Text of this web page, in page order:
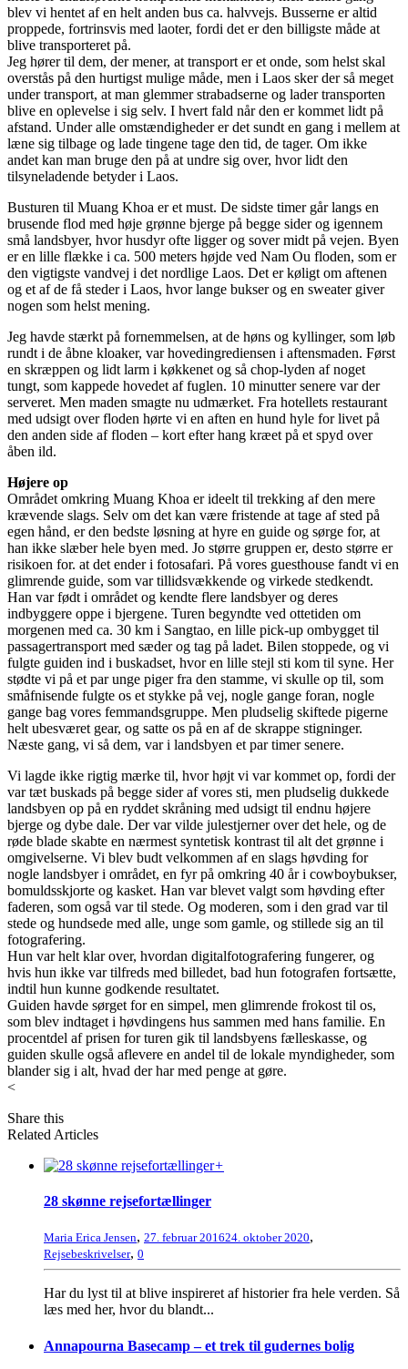
blev vi hentet af en helt anden bus ca. halvvejs. Busserne er altid
proppede, fortrinsvis med laoter, fordi det er den billigste måde at
blive transporteret på.
Jeg hører til dem, der mener, at transport er et onde, som helst skal
overstås på den hurtigst mulige måde, men i Laos sker der så meget
under transport, at man glemmer strabadserne og lader transporten
blive en oplevelse i sig selv. I hvert fald når den er kommet lidt på
afstand. Under alle omstændigheder er det sundt en gang i mellem at
læne sig tilbage og lade tingene tage den tid, de tager. Om ikke
andet kan man bruge den på at undre sig over, hvor lidt den
tilsyneladende betyder i Laos.
Busturen til Muang Khoa er et must. De sidste timer går langs en
brusende flod med høje grønne bjerge på begge sider og igennem
små landsbyer, hvor husdyr ofte ligger og sover midt på vejen. Byen
er en lille flække i ca. 500 meters højde ved Nam Ou floden, som er
den vigtigste vandvej i det nordlige Laos. Det er køligt om aftenen
og et af de få steder i Laos, hvor lange bukser og en sweater giver
nogen som helst mening.
Jeg havde stærkt på fornemmelsen, at de høns og kyllinger, som løb
rundt i de åbne kloaker, var hovedingrediensen i aftensmaden. Først
en skræppen og lidt larm i køkkenet og så chop-lyden af noget
tungt, som kappede hovedet af fuglen. 10 minutter senere var der
serveret. Men maden smagte nu udmærket. Fra hotellets restaurant
med udsigt over floden hørte vi en aften en hund hyle for livet på
den anden side af floden – kort efter hang kræet på et spyd over
åben ild.
Højere op
Området omkring Muang Khoa er ideelt til trekking af den mere
krævende slags. Selv om det kan være fristende at tage af sted på
egen hånd, er den bedste løsning at hyre en guide og sørge for, at
han ikke slæber hele byen med. Jo større gruppen er, desto større er
risikoen for. at det ender i fotosafari. På vores guesthouse fandt vi en
glimrende guide, som var tillidsvækkende og virkede stedkendt.
Han var født i området og kendte flere landsbyer og deres
indbyggere oppe i bjergene. Turen begyndte ved ottetiden om
morgenen med ca. 30 km i Sangtao, en lille pick-up ombygget til
passagertransport med sæder og tag på ladet. Bilen stoppede, og vi
fulgte guiden ind i buskadset, hvor en lille stejl sti kom til syne. Her
stødte vi på et par unge piger fra den stamme, vi skulle op til, som
småfnisende fulgte os et stykke på vej, nogle gange foran, nogle
gange bag vores femmandsgruppe. Men pludselig skiftede pigerne
helt ubesværet gear, og satte os på en af de skrappe stigninger.
Næste gang, vi så dem, var i landsbyen et par timer senere.
Vi lagde ikke rigtig mærke til, hvor højt vi var kommet op, fordi der
var tæt buskads på begge sider af vores sti, men pludselig dukkede
landsbyen op på en ryddet skråning med udsigt til endnu højere
bjerge og dybe dale. Der var vilde julestjerner over det hele, og de
røde blade skabte en nærmest syntetisk kontrast til alt det grønne i
omgivelserne. Vi blev budt velkommen af en slags høvding for
nogle landsbyer i området, en fyr på omkring 40 år i cowboybukser,
bomuldsskjorte og kasket. Han var blevet valgt som høvding efter
faderen, som også var til stede. Og moderen, som i den grad var til
stede og hundsede med alle, unge som gamle, og stillede sig an til
fotografering.
Hun var helt klar over, hvordan digitalfotografering fungerer, og
hvis hun ikke var tilfreds med billedet, bad hun fotografen fortsætte,
indtil hun kunne godkende resultatet.
Guiden havde sørget for en simpel, men glimrende frokost til os,
som blev indtaget i høvdingens hus sammen med hans familie. En
procentdel af prisen for turen gik til landsbyens fælleskasse, og
guiden skulle også aflevere en andel til de lokale myndigheder, som
blander sig i alt, hvad der har med penge at gøre.
<
Share this
Related Articles
+
28 skønne rejsefortællinger
Maria Erica Jensen, 27. februar 201624. oktober 2020,
Rejsebeskrivelser, 0
Har du lyst til at blive inspireret af historier fra hele verden. Så
læs med her, hvor du blandt...
Annapourna Basecamp – et trek til gudernes bolig